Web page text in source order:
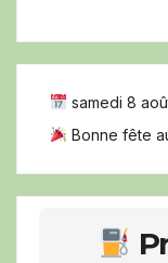
samedi 8
Bonne fête